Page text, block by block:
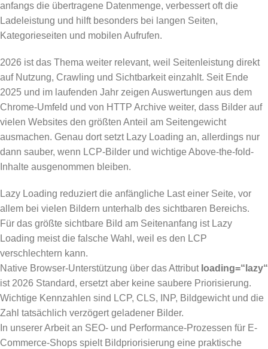
anfangs die übertragene Datenmenge, verbessert oft die
Ladeleistung und hilft besonders bei langen Seiten,
Kategorieseiten und mobilen Aufrufen.
2026 ist das Thema weiter relevant, weil Seitenleistung direkt
auf Nutzung, Crawling und Sichtbarkeit einzahlt. Seit Ende
2025 und im laufenden Jahr zeigen Auswertungen aus dem
Chrome-Umfeld und von HTTP Archive weiter, dass Bilder auf
vielen Websites den größten Anteil am Seitengewicht
ausmachen. Genau dort setzt Lazy Loading an, allerdings nur
dann sauber, wenn LCP-Bilder und wichtige Above-the-fold-
Inhalte ausgenommen bleiben.
Lazy Loading reduziert die anfängliche Last einer Seite, vor
allem bei vielen Bildern unterhalb des sichtbaren Bereichs.
Für das größte sichtbare Bild am Seitenanfang ist Lazy
Loading meist die falsche Wahl, weil es den LCP
verschlechtern kann.
Native Browser-Unterstützung über das Attribut loading=“lazy“
ist 2026 Standard, ersetzt aber keine saubere Priorisierung.
Wichtige Kennzahlen sind LCP, CLS, INP, Bildgewicht und die
Zahl tatsächlich verzögert geladener Bilder.
In unserer Arbeit an SEO- und Performance-Prozessen für E-
Commerce-Shops spielt Bildpriorisierung eine praktische